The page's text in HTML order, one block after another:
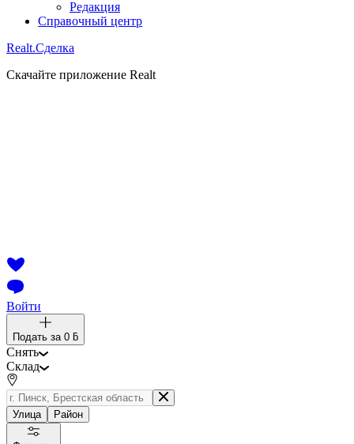
Редакция
Справочный центр
Realt.Сделка
Скачайте приложение Realt
Войти
Подать за 0 ƃ
Снять
Склад
Улица Район